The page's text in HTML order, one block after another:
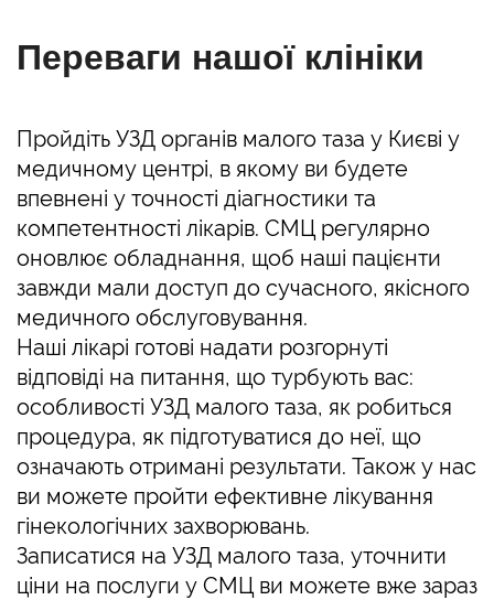
Переваги нашої клініки
Пройдіть УЗД органів малого таза у Києві у
медичному центрі, в якому ви будете
впевнені у точності діагностики та
компетентності лікарів. СМЦ регулярно
оновлює обладнання, щоб наші пацієнти
завжди мали доступ до сучасного, якісного
медичного обслуговування.
Наші лікарі готові надати розгорнуті
відповіді на питання, що турбують вас:
особливості УЗД малого таза, як робиться
процедура, як підготуватися до неї, що
означають отримані результати. Також у нас
ви можете пройти ефективне лікування
гінекологічних захворювань.
Записатися на УЗД малого таза, уточнити
ціни на послуги у СМЦ ви можете вже зараз